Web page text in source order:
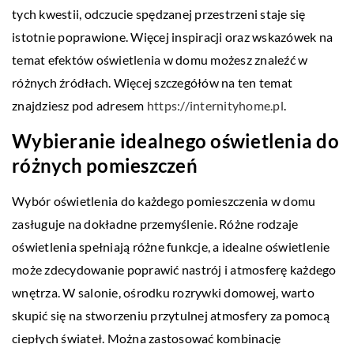
tych kwestii, odczucie spędzanej przestrzeni staje się
istotnie poprawione. Więcej inspiracji oraz wskazówek na
temat efektów oświetlenia w domu możesz znaleźć w
różnych źródłach. Więcej szczegółów na ten temat
znajdziesz pod adresem https://internityhome.pl.
Wybieranie idealnego oświetlenia do
różnych pomieszczeń
Wybór oświetlenia do każdego pomieszczenia w domu
zasługuje na dokładne przemyślenie. Różne rodzaje
oświetlenia spełniają różne funkcje, a idealne oświetlenie
może zdecydowanie poprawić nastrój i atmosferę każdego
wnętrza. W salonie, ośrodku rozrywki domowej, warto
skupić się na stworzeniu przytulnej atmosfery za pomocą
ciepłych świateł. Można zastosować kombinację